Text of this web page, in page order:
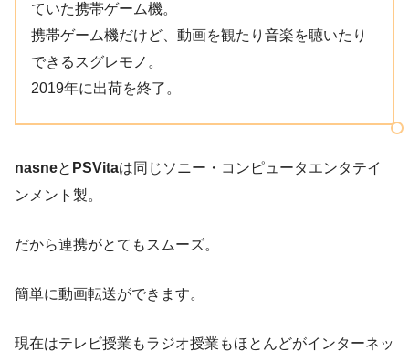
ていた携帯ゲーム機。
携帯ゲーム機だけど、動画を観たり音楽を聴いたり
できるスグレモノ。
2019年に出荷を終了。
nasneと PSVitaは同じソニー・コンピュータエンタテイ
ンメント製。
だから連携がとてもスムーズ。
簡単に動画転送ができます。
現在はテレビ授業もラジオ授業もほとんどがインターネッ